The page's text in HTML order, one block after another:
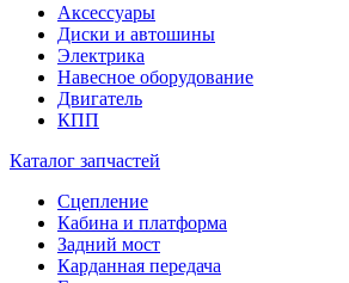
Аксессуары
Диски и автошины
Электрика
Навесное оборудование
Двигатель
КПП
Каталог запчастей
Сцепление
Кабина и платформа
Задний мост
Карданная передача